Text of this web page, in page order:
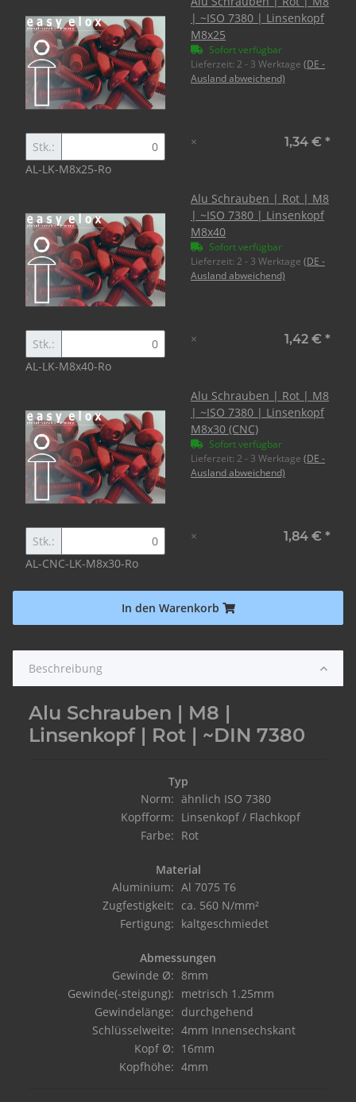
| ~ISO 7380 | Linsenkopf
M8x25
Sofort verfügbar
Lieferzeit: 2 - 3 Werktage (DE -
Ausland abweichend)
Stk.:
AL-LK-M8x25-Ro
× 1,34 € *
Alu Schrauben | Rot | M8
| ~ISO 7380 | Linsenkopf
M8x40
Sofort verfügbar
Lieferzeit: 2 - 3 Werktage (DE -
Ausland abweichend)
Stk.:
AL-LK-M8x40-Ro
× 1,42 € *
Alu Schrauben | Rot | M8
| ~ISO 7380 | Linsenkopf
M8x30 (CNC)
Sofort verfügbar
Lieferzeit: 2 - 3 Werktage (DE -
Ausland abweichend)
Stk.:
AL-CNC-LK-M8x30-Ro
× 1,84 € *
In den Warenkorb
Beschreibung
Alu Schrauben | M8 |
Linsenkopf | Rot | ~DIN 7380
Typ
Norm: ähnlich ISO 7380
Kopfform: Linsenkopf / Flachkopf
Farbe: Rot
Material
Aluminium: Al 7075 T6
Zugfestigkeit: ca. 560 N/mm²
Fertigung: kaltgeschmiedet
Abmessungen
Gewinde Ø: 8mm
Gewinde(-steigung): metrisch 1.25mm
Gewindelänge: durchgehend
Schlüsselweite: 4mm Innensechskant
Kopf Ø: 16mm
Kopfhöhe: 4mm